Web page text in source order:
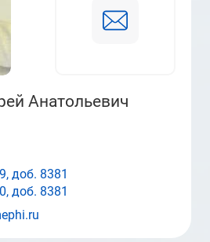
Анатольевич
доб. 8381
доб. 8381